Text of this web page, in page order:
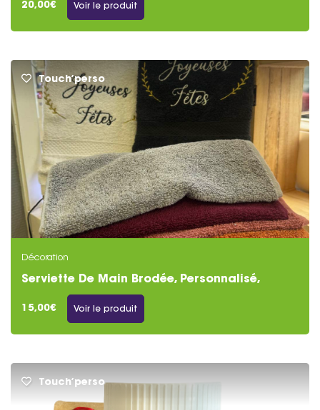
20,00€ Voir le produit
Touch’perso
Décoration
Serviette De Main Brodée, Personnalisé,
15,00€ Voir le produit
Touch’perso